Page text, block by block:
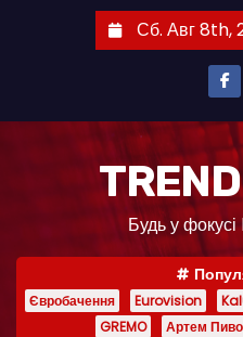
Сб. Авг 8th,
Будь у
Євробачення Eurovision
GREMO
Артем